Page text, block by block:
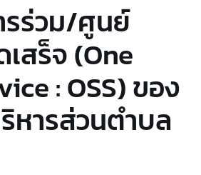
ร่วม/ศูนย์
สร็จ (One
: OSS) ของ
หารส่วนตำบล